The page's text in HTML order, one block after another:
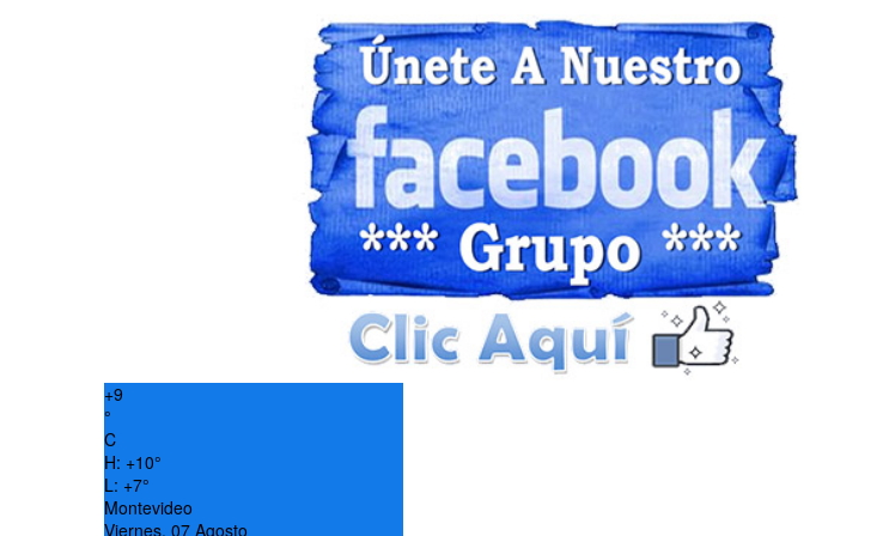
+9
°
C
H: +10°
L: +7°
Montevideo
Viernes, 07 Agosto